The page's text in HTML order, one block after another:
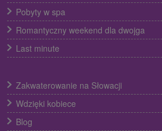
Pobyty w spa
Romantyczny weekend dla dwojga
Last minute
Zakwaterowanie na Słowacji
Wdzięki kobiece
Blog